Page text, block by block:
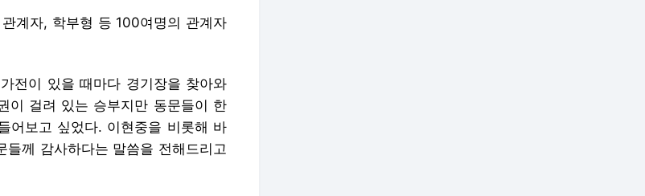
계자, 학부형 등 100여명의 관계자
전이 있을 때마다 경기장을 찾아와
이 걸려 있는 승부지만 동문들이 한
어보고 싶었다. 이현중을 비롯해 바
께 감사하다는 말씀을 전해드리고